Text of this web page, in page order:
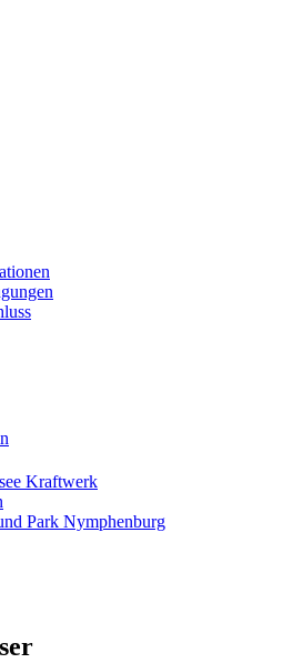
Kraftwerk
Park Nymphenburg